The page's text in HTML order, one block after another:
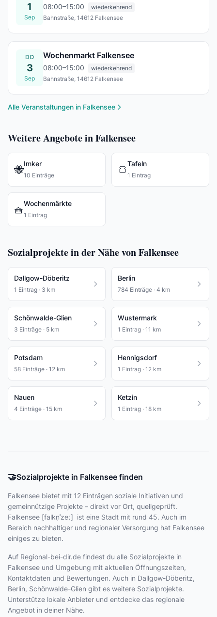
1
Sep
08:00–15:00
wiederkehrend
Bahnstraße, 14612 Falkensee
DO
3
Sep
Wochenmarkt Falkensee
08:00–15:00
wiederkehrend
Bahnstraße, 14612 Falkensee
Alle Veranstaltungen in Falkensee
Weitere Angebote in Falkensee
🐝
Imker
10 Einträge 🍞
Tafeln
1 Eintrag
🧺
Wochenmärkte
1 Eintrag
Sozialprojekte in der Nähe von Falkensee
Dallgow-Döberitz
1 Eintrag · 3 km
Berlin
784 Einträge · 4 km
Schönwalde-Glien
3 Einträge · 5 km
Wustermark
1 Eintrag · 11 km
Potsdam
58 Einträge · 12 km
Hennigsdorf
1 Eintrag · 12 km
Nauen
4 Einträge · 15 km
Ketzin
1 Eintrag · 18 km
🤝Sozialprojekte in Falkensee finden
Falkensee bietet mit 12 Einträgen soziale Initiativen und
gemeinnützige Projekte – direkt vor Ort, quellgeprüft.
Falkensee [falkn̩ˈzeː] ist eine Stadt mit rund 45. Auch im
Bereich nachhaltiger und regionaler Versorgung hat Falkensee
einiges zu bieten.
Auf Regional-bei-dir.de findest du alle Sozialprojekte in
Falkensee und Umgebung mit aktuellen Öffnungszeiten,
Kontaktdaten und Bewertungen. Auch in Dallgow-Döberitz,
Berlin, Schönwalde-Glien gibt es weitere Sozialprojekte.
Unterstütze lokale Anbieter und entdecke das regionale
Angebot in deiner Nähe.